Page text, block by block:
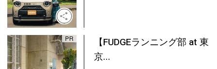
【FUDGEランニング部 at 東
京...